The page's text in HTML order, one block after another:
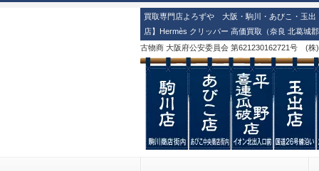
買取専門店よろずや 大阪・駒川・あびこ・玉
店】Hermès クリッパー 高価買取（奈良 北葛城郡
古物商 大阪府公安委員会 第621230162721号 (株